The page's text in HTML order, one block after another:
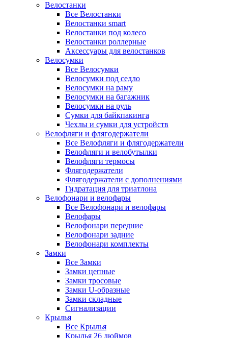
Велостанки
Все Велостанки
Велостанки smart
Велостанки под колесо
Велостанки роллерные
Аксессуары для велостанков
Велосумки
Все Велосумки
Велосумки под седло
Велосумки на раму
Велосумки на багажник
Велосумки на руль
Сумки для байкпакинга
Чехлы и сумки для устройств
Велофляги и флягодержатели
Все Велофляги и флягодержатели
Велофляги и велобутылки
Велофляги термосы
Флягодержатели
Флягодержатели с дополнениями
Гидратация для триатлона
Велофонари и велофары
Все Велофонари и велофары
Велофары
Велофонари передние
Велофонари задние
Велофонари комплекты
Замки
Все Замки
Замки цепные
Замки тросовые
Замки U-образные
Замки складные
Сигнализации
Крылья
Все Крылья
Крылья 26 дюймов